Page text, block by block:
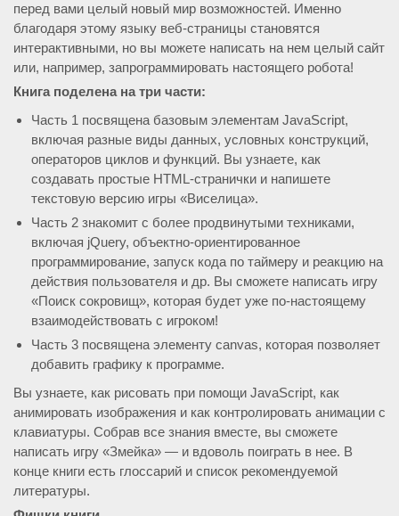
перед вами целый новый мир возможностей. Именно
благодаря этому языку веб-страницы становятся
интерактивными, но вы можете написать на нем целый сайт
или, например, запрограммировать настоящего робота!
Книга поделена на три части:
Часть 1 посвящена базовым элементам JavaScript,
включая разные виды данных, условных конструкций,
операторов циклов и функций. Вы узнаете, как
создавать простые HTML-странички и напишете
текстовую версию игры «Виселица».
Часть 2 знакомит с более продвинутыми техниками,
включая jQuery, объектно-ориентированное
программирование, запуск кода по таймеру и реакцию на
действия пользователя и др. Вы сможете написать игру
«Поиск сокровищ», которая будет уже по-настоящему
взаимодействовать с игроком!
Часть 3 посвящена элементу canvas, которая позволяет
добавить графику к программе.
Вы узнаете, как рисовать при помощи JavaScript, как
анимировать изображения и как контролировать анимации с
клавиатуры. Собрав все знания вместе, вы сможете
написать игру «Змейка» — и вдоволь поиграть в нее. В
конце книги есть глоссарий и список рекомендуемой
литературы.